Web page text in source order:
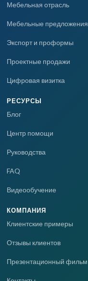
Мебельная отрасль
Мебельные предложения
Экспорт и проформы
Проектные продажи
Цифровая визитка
РЕСУРСЫ
Блог
Центр помощи
Руководства
FAQ
Видеообучение
КОМПАНИЯ
Клиентские примеры
Отзывы клиентов
Презентационный фильм